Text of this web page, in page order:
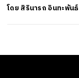
โดย สิรินารถ อินทะพันธ์